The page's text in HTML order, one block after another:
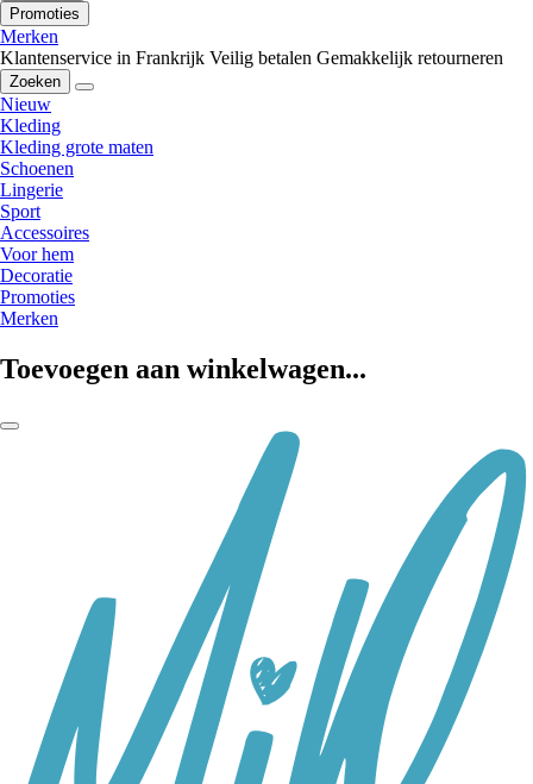
Promoties
Merken
Klantenservice in Frankrijk Veilig betalen Gemakkelijk retourneren
Zoeken
Nieuw
Kleding
Kleding grote maten
Schoenen
Lingerie
Sport
Accessoires
Voor hem
Decoratie
Promoties
Merken
Toevoegen aan winkelwagen...